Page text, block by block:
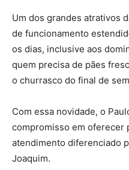
Um dos grandes atrativos
de funcionamento
os dias, inclusive aos
quem precisa de pães
o churrasco do final de
Com essa novidade, o
compromisso em oferecer
atendimento diferenciado
Joaquim.